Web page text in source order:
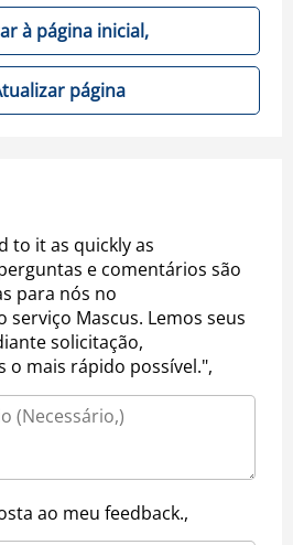
à página inicial,
página
to it as quickly as
e comentários são
para nós no
Mascus. Lemos seus
solicitação,
o mais rápido possível.",
ao meu feedback.,